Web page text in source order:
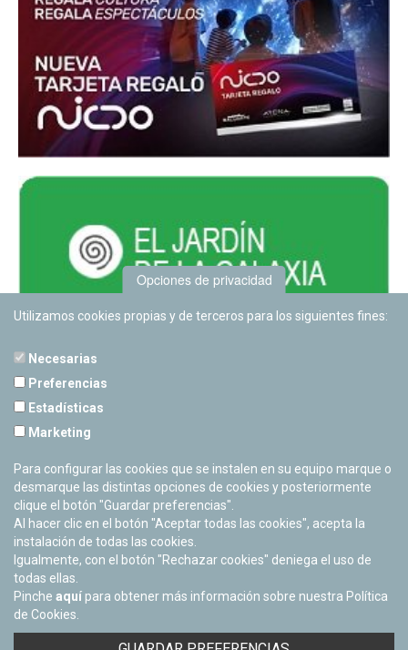
Cerrado Temporalmente
Facebook
Twitter
Youtube
Flickr
Opciones de privacidad
Utilizamos cookies propias y de terceros para los siguientes fines:
Necesarias
Preferencias
Estadísticas
Marketing
Para configurar las cookies que se instalen en su equipo marque o
desmarque las distintas opciones de cookies y posteriormente
clique el botón "Guardar preferencias".
Al hacer clic en el botón "Aceptar todas las cookies", acepta la
instalación de todas las cookies.
Igualmente, con el botón "Rechazar cookies" deniega el uso de
todas ellas.
Pinche aquí para obtener más información sobre nuestra Política
de Cookies.